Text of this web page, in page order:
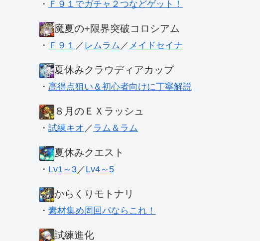
・ Ｆ９１でガチャ２つなどゲット！
魔夏の+限界突破コロシアム
・ Ｆ９１ ／ レムラム ／ メイドセイナ
夏休みクラウディアカップ
・ 高得点狙い＆初心者向けに丁寧解説
８月のＥＸラッシュ
・ 試練キオ ／ ラム＆ラム
夏休みクエスト
・ Lv1～3 ／ Lv4～5
からくりモトナリ
・ 素材集め周回パならこれ！
試練進化